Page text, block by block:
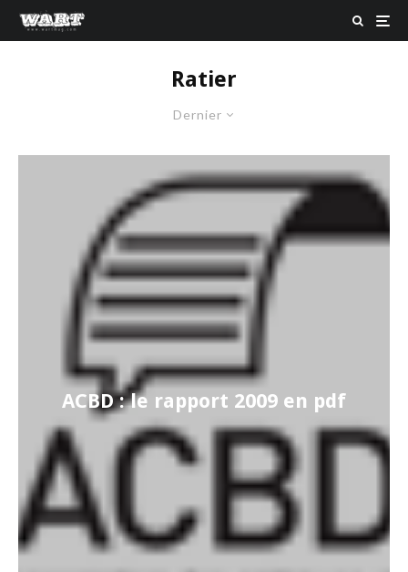
Ratier
Dernier
ACBD : le rapport 2009 en pdf